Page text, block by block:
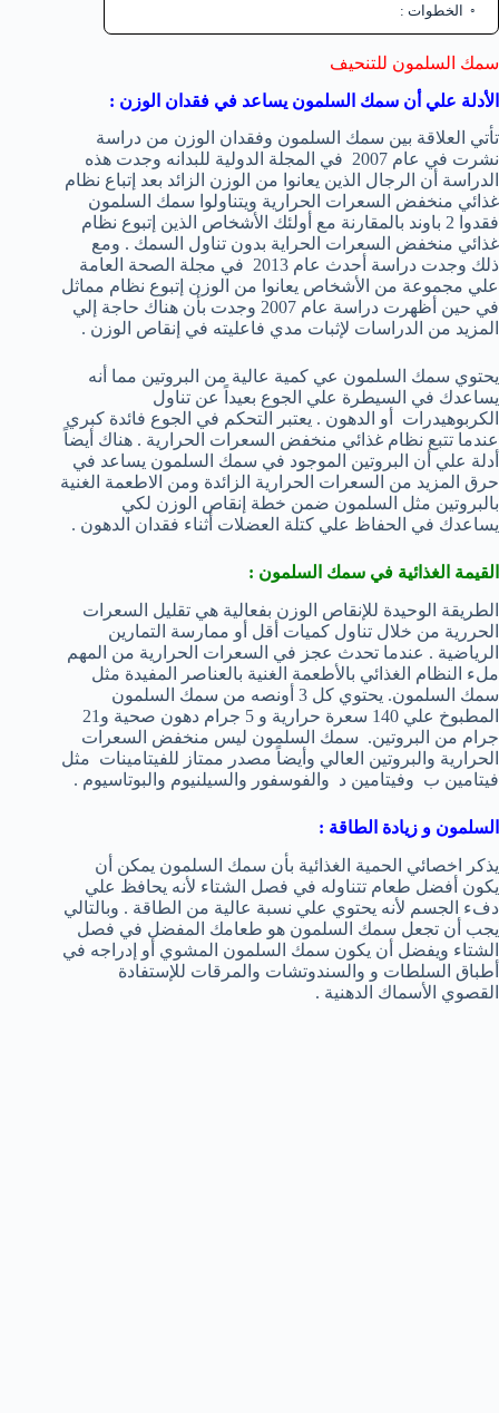
الخطوات :
سمك السلمون للتنحيف
الأدلة علي أن سمك السلمون يساعد في فقدان الوزن :
تأتي العلاقة بين سمك السلمون وفقدان الوزن من دراسة
نشرت في عام 2007 في المجلة الدولية للبدانه وجدت هذه
الدراسة أن الرجال الذين يعانوا من الوزن الزائد بعد إتباع نظام
غذائي منخفض السعرات الحرارية ويتناولوا سمك السلمون
فقدوا 2 باوند بالمقارنة مع أولئك الأشخاص الذين إتبوع نظام
غذائي منخفض السعرات الحراية بدون تناول السمك . ومع
ذلك وجدت دراسة أحدث عام 2013 في مجلة الصحة العامة
علي مجموعة من الأشخاص يعانوا من الوزن إتبوع نظام مماثل
في حين أظهرت دراسة عام 2007 وجدت بأن هناك حاجة إلي
المزيد من الدراسات لإثبات مدي فاعليته في إنقاص الوزن .
يحتوي سمك السلمون عي كمية عالية من البروتين مما أنه
يساعدك في السيطرة علي الجوع بعيداً عن تناول
الكربوهيدرات أو الدهون . يعتبر التحكم في الجوع فائدة كبري
عندما تتبع نظام غذائي منخفض السعرات الحرارية . هناك أيضاً
أدلة علي أن البروتين الموجود في سمك السلمون يساعد في
حرق المزيد من السعرات الحرارية الزائدة ومن الاطعمة الغنية
بالبروتين مثل السلمون ضمن خطة إنقاص الوزن لكي
يساعدك في الحفاظ علي كتلة العضلات أثناء فقدان الدهون .
القيمة الغذائية في سمك السلمون :
الطريقة الوحيدة للإنقاص الوزن بفعالية هي تقليل السعرات
الحررية من خلال تناول كميات أقل أو ممارسة التمارين
الرياضية . عندما تحدث عجز في السعرات الحرارية من المهم
ملء النظام الغذائي بالأطعمة الغنية بالعناصر المفيدة مثل
سمك السلمون. يحتوي كل 3 أونصه من سمك السلمون
المطبوخ علي 140 سعرة حرارية و 5 جرام دهون صحية و21
جرام من البروتين. سمك السلمون ليس منخفض السعرات
الحرارية والبروتين العالي وأيضاً مصدر ممتاز للفيتامينات مثل
فيتامين ب وفيتامين د والفوسفور والسيلنيوم والبوتاسيوم .
السلمون و زيادة الطاقة :
يذكر اخصائي الحمية الغذائية بأن سمك السلمون يمكن أن
يكون أفضل طعام تتناوله في فصل الشتاء لأنه يحافظ علي
دفء الجسم لأنه يحتوي علي نسبة عالية من الطاقة . وبالتالي
يجب أن تجعل سمك السلمون هو طعامك المفضل في فصل
الشتاء ويفضل أن يكون سمك السلمون المشوي أو إدراجه في
أطباق السلطات و والسندوتشات والمرقات للإستفادة
القصوي الأسماك الدهنية .